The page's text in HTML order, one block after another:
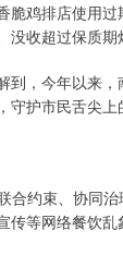
脆鸡排店使用
没收超过保质
，今年以来，
护市民舌尖上
约束、协同治
等网络餐饮乱